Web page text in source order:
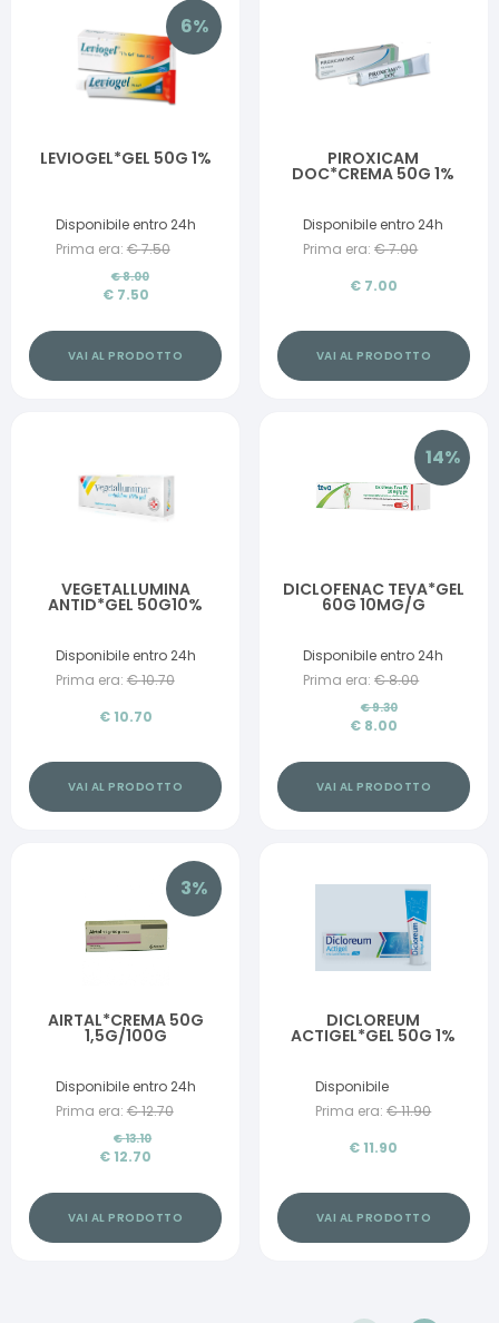
6%
LEVIOGEL*GEL 50G 1%
Disponibile entro 24h
Prima era: €7.50
€8.00
€ 7.50
VAI AL PRODOTTO
PIROXICAM
DOC*CREMA 50G 1%
Disponibile entro 24h
Prima era: €7.00
€ 7.00
VAI AL PRODOTTO
VEGETALLUMINA
ANTID*GEL 50G10%
Disponibile entro 24h
Prima era: €10.70
€ 10.70
VAI AL PRODOTTO
14%
DICLOFENAC TEVA*GEL
60G 10MG/G
Disponibile entro 24h
Prima era: €8.00
€9.30
€ 8.00
VAI AL PRODOTTO
3%
AIRTAL*CREMA 50G
1,5G/100G
Disponibile entro 24h
Prima era: €12.70
€13.10
€ 12.70
VAI AL PRODOTTO
DICLOREUM
ACTIGEL*GEL 50G 1%
Disponibile
Prima era: €11.90
€ 11.90
VAI AL PRODOTTO